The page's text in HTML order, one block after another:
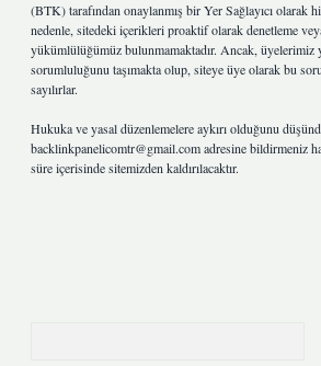
(BTK) tarafından onaylanmış bir Yer Sağlayıcı olarak
nedenle, sitedeki içerikleri proaktif olarak denetleme
yükümlülüğümüz bulunmamaktadır. Ancak, üyelerimiz
sorumluluğunu taşımakta olup, siteye üye olarak bu
sayılırlar.
Hukuka ve yasal düzenlemelere aykırı olduğunu
backlinkpanelicomtr@gmail.comadresine bildirmeniz
süre içerisinde sitemizden kaldırılacaktır.